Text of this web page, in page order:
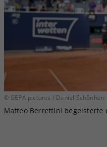
© GEPA pictures / Daniel Schönherr
Matteo Berrettini begeisterte